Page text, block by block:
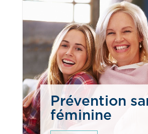
Prévention
féminine